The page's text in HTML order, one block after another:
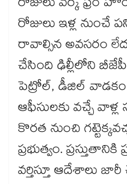
రోజులు ఇళ్ల నుంచే
రావాల్సిన అవసరం
చేసింది ఢిల్లీలోని బీజేపీ
పెట్రోల్, డీజిల్ వాడకం
ఆఫీసులకు వచ్చే వాళ్ల
కొరత నుంచి
ప్రభుత్వం.
వర్తిస్తూ ఆదేశాలు